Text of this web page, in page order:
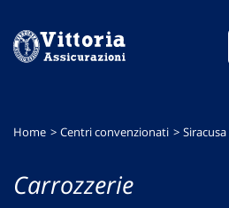
menu
contenuto
footer
Home Centri convenzionati Siracusa
Carrozzerie